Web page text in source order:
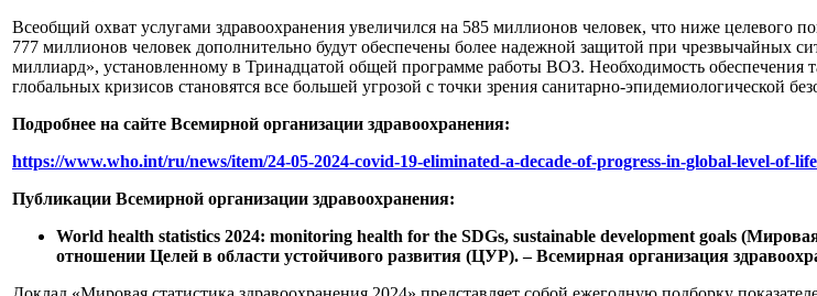
Всеобщий охват услугами здравоохранения увеличился на 585 миллионов человек, что ниже целевого
777 миллионов человек дополнительно будут обеспечены более надежной защитой при чрезвычайных
миллиард», установленному в Тринадцатой общей программе работы ВОЗ. Необходимость обеспечения
глобальных кризисов становятся все большей угрозой с точки зрения санитарно-эпидемиологической
Подробнее на сайте Всемирной организации здравоохранения:
https://www.who.int/ru/news/item/24-05-2024-covid-19-eliminated-a-decade-of-progress-in-global-level-of-
Публикации Всемирной организации здравоохранения:
World health statistics 2024: monitoring health for the SDGs, sustainable development goals
отношении Целей в области устойчивого развития (ЦУР). – Всемирная организация